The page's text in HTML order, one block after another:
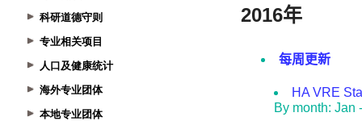
科研道德守则
专业相关项目
人口及健康统计
海外专业团体
本地专业团体